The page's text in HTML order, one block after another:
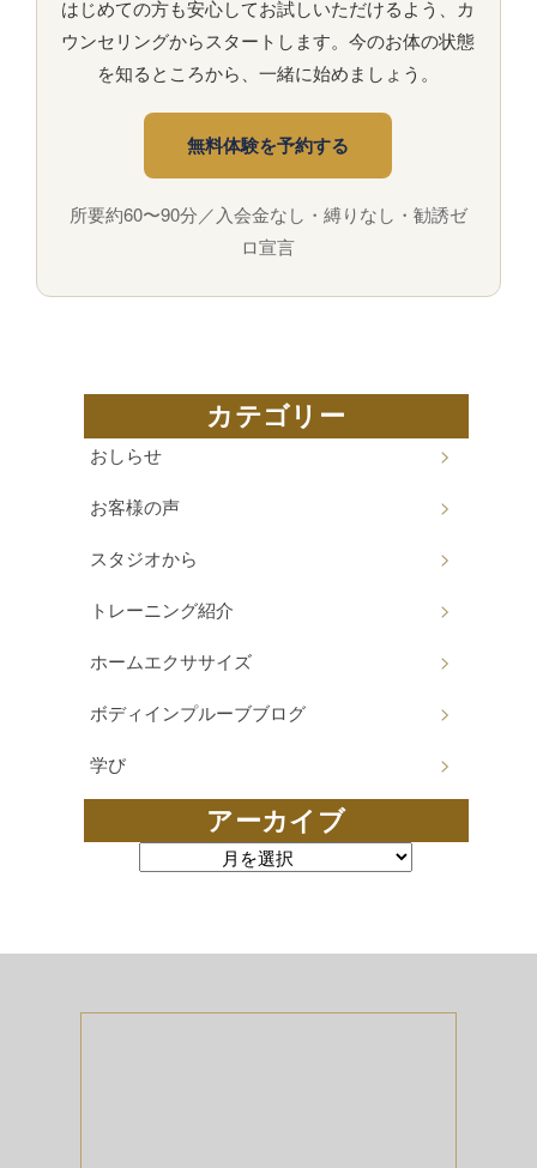
はじめての方も安心してお試しいただけるよう、カ
ウンセリングからスタートします。今のお体の状態
を知るところから、一緒に始めましょう。
無料体験を予約する
所要約60〜90分／入会金なし・縛りなし・勧誘ゼ
ロ宣言
カテゴリー
おしらせ
お客様の声
スタジオから
トレーニング紹介
ホームエクササイズ
ボディインプルーブブログ
学び
アーカイブ